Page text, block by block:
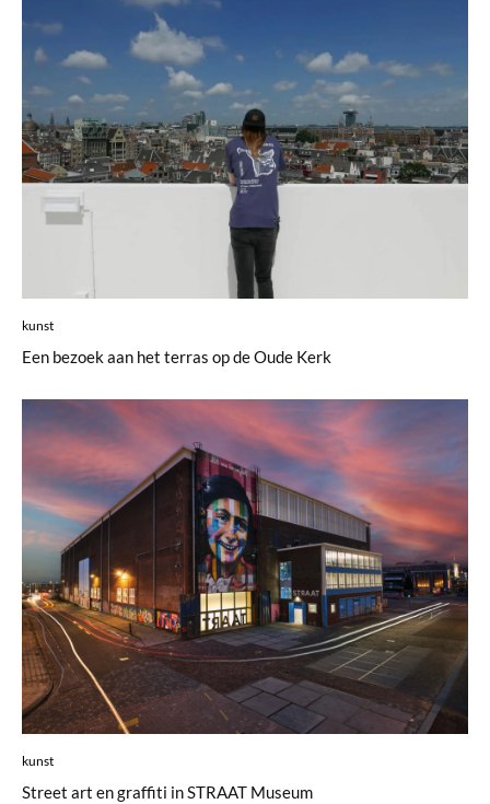
kunst
Een bezoek aan het terras op de Oude Kerk
kunst
Street art en graffiti in STRAAT Museum